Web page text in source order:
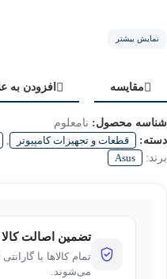
نمایش بیشتر
مقایسه افزودن به
شناسه محصول: نامعلوم
دسته:
قطعات و تجهیزات کامپیوتر ,
برند:
Asus
تضمین اصالت کالا
تمام کالاها با
می‌شوند.